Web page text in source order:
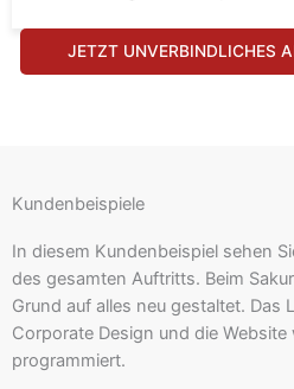
JETZT UNVERBINDLICHES
Kundenbeispiele
In diesem Kundenbeispiel sehen
des gesamten Auftritts. Beim
Grund auf alles neu gestaltet. Das
Corporate Design und die
programmiert.